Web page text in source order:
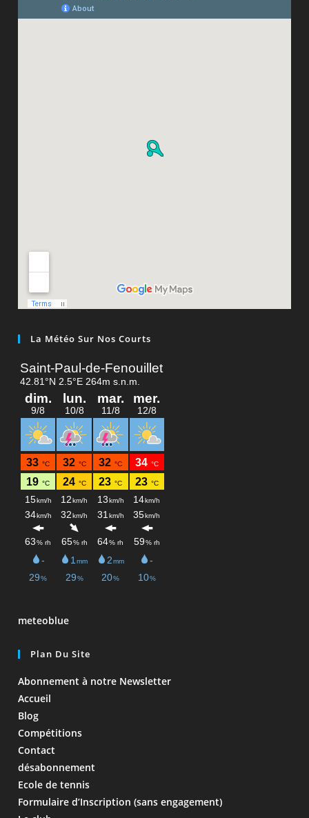
La Météo Sur Nos Courts
meteoblue
Plan Du Site
Abonnement à notre Newsletter
Accueil
Blog
Compétitions
Contact
désabonnement
Ecole de tennis
Formulaire d’Inscription (sans engagement)